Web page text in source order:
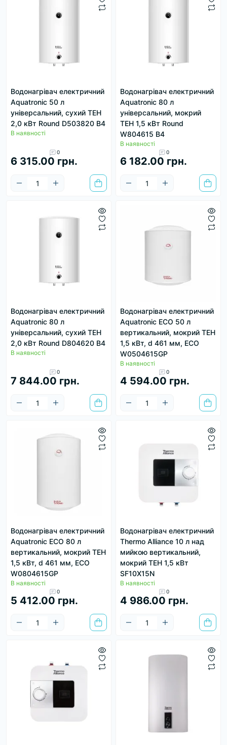
Водонагрівач електричний
Aquatronic 50 л
універсальний, сухий ТЕН
2,0 кВт Round D503820 B4
В наявності
0
6 315.00 грн.
Водонагрівач електричний
Aquatronic 80 л
універсальний, мокрий
ТЕН 1,5 кВт Round
W804615 B4
В наявності
0
6 182.00 грн.
Водонагрівач електричний
Aquatronic 80 л
універсальний, сухий ТЕН
2,0 кВт Round D804620 B4
В наявності
0
7 844.00 грн.
Водонагрівач електричний
Aquatronic ECO 50 л
вертикальний, мокрий ТЕН
1,5 кВт, d 461 мм, ECO
W0504615GP
В наявності
0
4 594.00 грн.
Водонагрівач електричний
Aquatronic ECO 80 л
вертикальний, мокрий ТЕН
1,5 кВт, d 461 мм, ECO
W0804615GP
В наявності
0
5 412.00 грн.
Водонагрівач електричний
Thermo Alliance 10 л над
мийкою вертикальний,
мокрий ТЕН 1,5 кВт
SF10X15N
В наявності
0
4 986.00 грн.